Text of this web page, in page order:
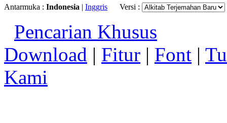
Antarmuka : Indonesia | Inggris Versi :
Pencarian Khusus
Download | Fitur | Font |
Kami